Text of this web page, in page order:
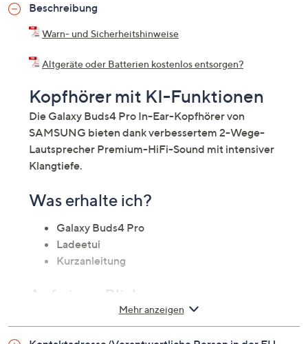
Beschreibung
Warn- und Sicherheitshinweise
Altgeräte oder Batterien kostenlos entsorgen?
Kopfhörer mit KI-Funktionen
Die Galaxy Buds4 Pro In-Ear-Kopfhörer von
SAMSUNG bieten dank verbessertem 2-Wege-
Lautsprecher Premium-HiFi-Sound mit intensiver
Klangtiefe.
Was erhalte ich?
Galaxy Buds4 Pro
Ladeetui
Kurzanleitung
Auf einen Blick
In-Ear-Kopfhörer
Zwei-Wege Lautsprecher (11 mm dynamischer
Mehr anzeigen